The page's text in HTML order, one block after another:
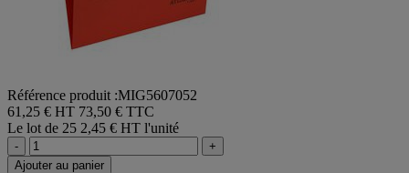
Référence produit :MIG5607052
61,25 € HT 73,50 € TTC
Le lot de 25 2,45 € HT l'unité
-
+
Ajouter au panier